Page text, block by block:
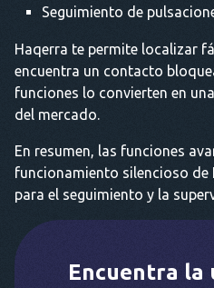
Seguimiento de
Haqerra te permite localizar
encuentra un contacto
funciones lo convierten en
del mercado.
En resumen, las funciones
funcionamiento silencioso de
para el seguimiento y la
Encuentra la